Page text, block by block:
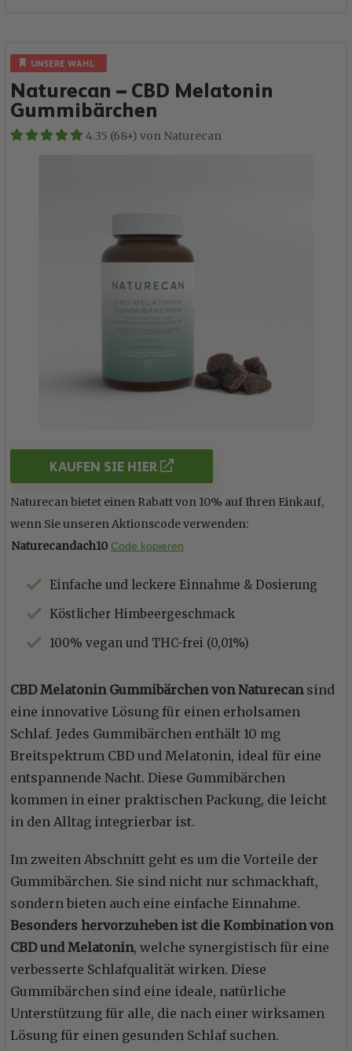
UNSERE WAHL
Naturecan – CBD Melatonin
Gummibärchen
4.35 (68+) von Naturecan
KAUFEN SIE HIER
Naturecan bietet einen Rabatt von 10% auf Ihren Einkauf,
wenn Sie unseren Aktionscode verwenden:
Naturecandach10 Code kopieren
Einfache und leckere Einnahme & Dosierung
Köstlicher Himbeergeschmack
100% vegan und THC-frei (0,01%)
CBD Melatonin Gummibärchen von Naturecan sind
eine innovative Lösung für einen erholsamen
Schlaf. Jedes Gummibärchen enthält 10 mg
Breitspektrum CBD und Melatonin, ideal für eine
entspannende Nacht. Diese Gummibärchen
kommen in einer praktischen Packung, die leicht
in den Alltag integrierbar ist.
Im zweiten Abschnitt geht es um die Vorteile der
Gummibärchen. Sie sind nicht nur schmackhaft,
sondern bieten auch eine einfache Einnahme.
Besonders hervorzuheben ist die Kombination von
CBD und Melatonin, welche synergistisch für eine
verbesserte Schlafqualität wirken. Diese
Gummibärchen sind eine ideale, natürliche
Unterstützung für alle, die nach einer wirksamen
Lösung für einen gesunden Schlaf suchen.